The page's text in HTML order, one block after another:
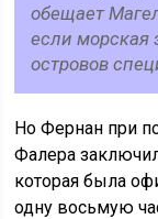
обещает
если морская
островов
Но Фернан при
Фалера
которая была
одну восьмую